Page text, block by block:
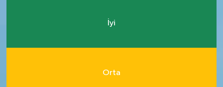
İyi
Orta